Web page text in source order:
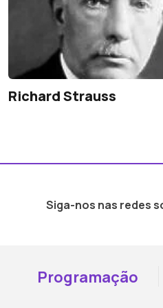
Richard Strauss
Siga-nos nas redes
Programação